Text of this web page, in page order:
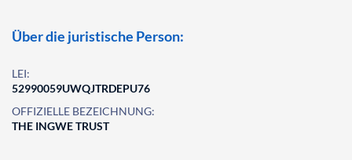
Über die juristische Person:
LEI:
52990059UWQJTRDEPU76
OFFIZIELLE BEZEICHNUNG:
THE INGWE TRUST